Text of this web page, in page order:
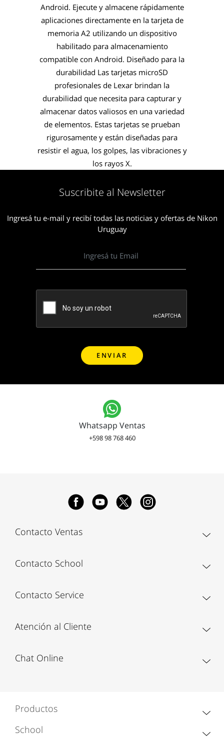
Android. Ejecute y almacene rápidamente
aplicaciones directamente en la tarjeta de
memoria A2 utilizando un dispositivo
habilitado para almacenamiento
compatible con Android. Diseñado para la
durabilidad Las tarjetas microSD
profesionales de Lexar brindan la
durabilidad que necesita para capturar y
almacenar datos valiosos en una variedad
de elementos. Estas tarjetas se prueban
rigurosamente y están diseñadas para
resistir el agua, los golpes, las vibraciones y
los rayos X.
Suscribite al Newsletter
Ingresá tu e-mail y recibí todas las noticias y ofertas de Nikon
Uruguay
Whatsapp Ventas
+598 98 768 460
Contacto Ventas
Contacto School
Contacto Service
Atención al Cliente
Chat Online
Productos
School